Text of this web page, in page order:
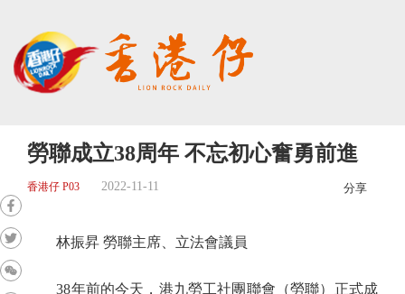
勞聯成立38周年 不忘初心奮勇前進
香港仔 P03 2022-11-11 分享
林振昇 勞聯主席、立法會議員
38年前的今天，港九勞工社團聯會（勞聯）正式成